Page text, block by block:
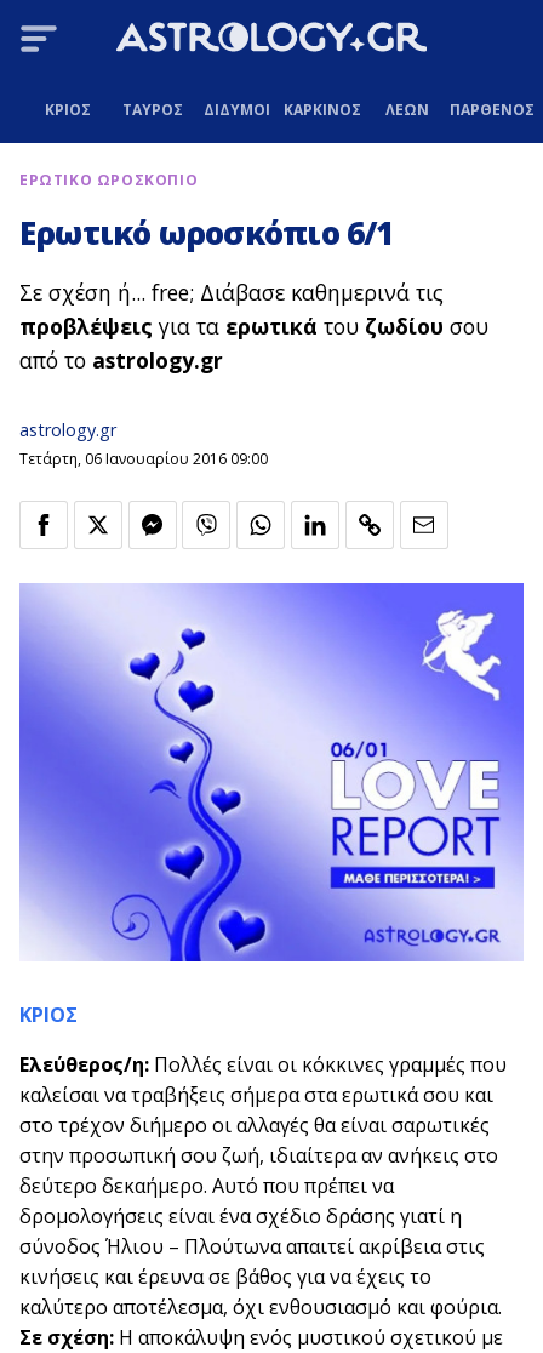
ΚΡΙΟΣ ΤΑΥΡΟΣ ΔΙΔΥΜΟΙ ΚΑΡΚΙΝΟΣ ΛΕΩΝ ΠΑΡΘΕΝΟΣ
ΕΡΩΤΙΚΟ ΩΡΟΣΚΟΠΙΟ
Ερωτικό ωροσκόπιο 6/1
Σε σχέση ή... free; Διάβασε καθημερινά τις
προβλέψεις για τα ερωτικά του ζωδίου σου
από το astrology.gr
astrology.gr
Τετάρτη, 06 Ιανουαρίου 2016 09:00
ΚΡΙΟΣ
Ελεύθερος/η: Πολλές είναι οι κόκκινες γραμμές που
καλείσαι να τραβήξεις σήμερα στα ερωτικά σου και
στο τρέχον διήμερο οι αλλαγές θα είναι σαρωτικές
στην προσωπική σου ζωή, ιδιαίτερα αν ανήκεις στο
δεύτερο δεκαήμερο. Αυτό που πρέπει να
δρομολογήσεις είναι ένα σχέδιο δράσης γιατί η
σύνοδος Ήλιου – Πλούτωνα απαιτεί ακρίβεια στις
κινήσεις και έρευνα σε βάθος για να έχεις το
καλύτερο αποτέλεσμα, όχι ενθουσιασμό και φούρια.
Σε σχέση: Η αποκάλυψη ενός μυστικού σχετικού με